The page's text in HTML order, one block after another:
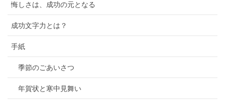
悔しさは、成功の元となる
成功文字力とは？
手紙
季節のごあいさつ
年賀状と寒中見舞い